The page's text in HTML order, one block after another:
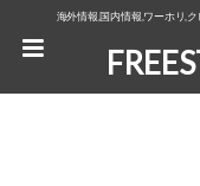
海外情報,国内情報,ワーホリ,